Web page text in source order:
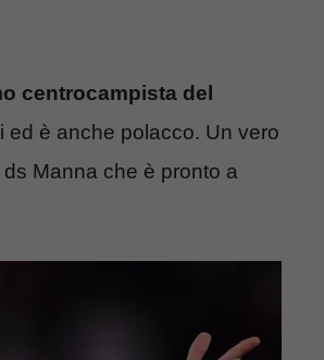
centrocampista del
ed è anche polacco. Un vero
Manna che è pronto a